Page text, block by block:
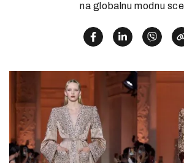
na globalnu modnu